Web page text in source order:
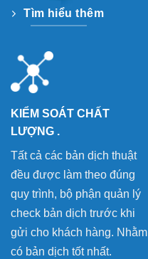
Tìm hiểu thêm
KIỂM SOÁT CHẤT
LƯỢNG .
Tất cả các bản dịch thuật
đều được làm theo đúng
quy trình, bộ phận quản lý
check bản dịch trước khi
gửi cho khách hàng. Nhằm
có bản dịch tốt nhất.